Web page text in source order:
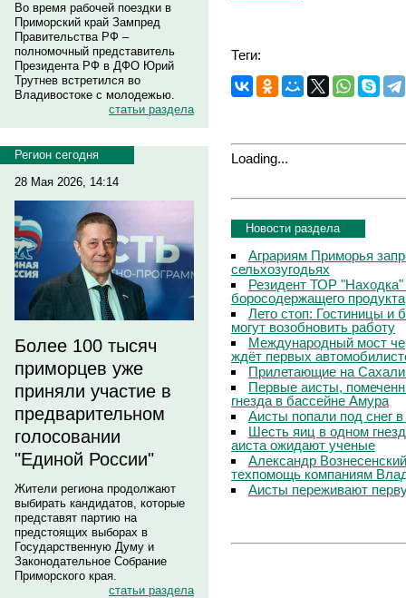
Во время рабочей поездки в
Приморский край Зампред
Правительства РФ –
полномочный представитель
Президента РФ в ДФО Юрий
Трутнев встретился во
Владивостоке с молодежью.
статьи раздела
Регион сегодня
28 Мая 2026, 14:14
Более 100 тысяч
приморцев уже
приняли участие в
предварительном
голосовании
"Единой России"
Жители региона продолжают
выбирать кандидатов, которые
представят партию на
предстоящих выборах в
Государственную Думу и
Законодательное Собрание
Приморского края.
статьи раздела
Теги:
Loading...
Новости раздела
Аграриям Приморья
сельхозугодьях
Резидент ТОР "Находка"
боросодержащего продукта
Лето стоп: Гостиницы и
могут возобновить работу
Международный мост
ждёт первых
Прилетающие на
Первые аисты,
гнезда в бассейне Амура
Аисты попали под снег
Шесть яиц в одном
аиста ожидают ученые
Александр
техпомощь компаниям
Аисты переживают